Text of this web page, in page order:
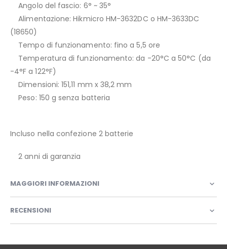
Angolo del fascio: 6° ~ 35°
Alimentazione: Hikmicro HM-3632DC o HM-3633DC
(18650)
Tempo di funzionamento: fino a 5,5 ore
Temperatura di funzionamento: da -20°C a 50°C (da
-4°F a 122°F)
Dimensioni: 151,11 mm x 38,2 mm
Peso: 150 g senza batteria
Incluso nella confezione 2 batterie
2 anni di garanzia
MAGGIORI INFORMAZIONI
RECENSIONI